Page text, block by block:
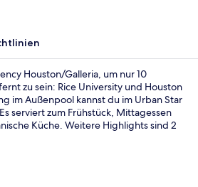
Houston/Galleria, um nur 10
zu sein: Rice University und Houston
im Außenpool kannst du im Urban Star
serviert zum Frühstück, Mittagessen
Küche. Weitere Highlights sind 2
allgemeine Zustand erhalten tolle
Reisenden.